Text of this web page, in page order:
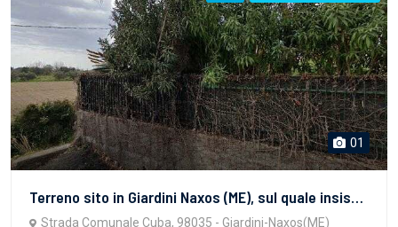
01
Terreno sito in Giardini Naxos (ME), sul quale insistono due antenne delle telecomunicazioni, con accesso da strada comunale Cuba ma intercluso tra particelle di proprietà di terzi; censito al N.C.T. al Foglio 5, Part. 886, qualità Agrumeto, di 00.05.92, r.d. 26,75 r.a. 8,87.
Strada Comunale Cuba, 98035 - Giardini-Naxos(ME)